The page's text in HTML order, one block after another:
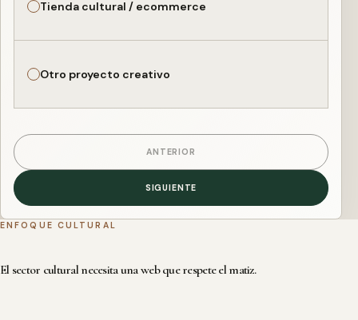
Tienda cultural / ecommerce
Otro proyecto creativo
ANTERIOR
SIGUIENTE
ENFOQUE CULTURAL
El sector cultural necesita una web que respete el matiz.